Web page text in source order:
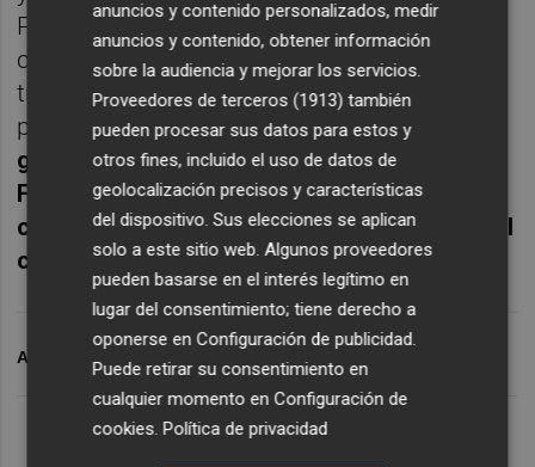
Payment Services Directive (PSD2). La
compañía, que ha hecho de la sencillez en la
tramitación y de la gestión digital su
principal seña de identidadforma parte del
grupo francés Crédit Agricole Consumer
Finance (CACF), una las mayores
corporaciones especializadas en créditos al
consumo de Europa.
ARCHIVADO EN
anuncios y contenido personalizados, medir
anuncios y contenido, obtener información
sobre la audiencia y mejorar los servicios.
Proveedores de terceros (1913) también
pueden procesar sus datos para estos y
otros fines, incluido el uso de datos de
geolocalización precisos y características
del dispositivo. Sus elecciones se aplican
solo a este sitio web. Algunos proveedores
pueden basarse en el interés legítimo en
lugar del consentimiento; tiene derecho a
oponerse enConfiguración de publicidad.
Puede retirar su consentimiento en
cualquier momento enConfiguración de
cookies.Política de privacidad